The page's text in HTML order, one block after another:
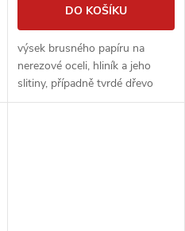
DO KOŠÍKU
výsek brusného papíru na
nerezové oceli, hliník a jeho
slitiny, případně tvrdé dřevo